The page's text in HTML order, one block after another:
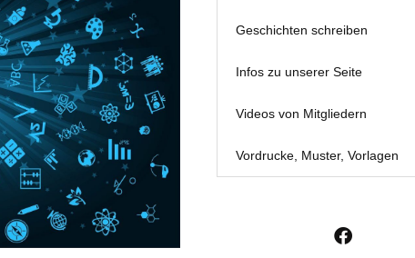
Geschichten schreiben
Infos zu unserer Seite
Videos von Mitgliedern
Vordrucke, Muster, Vorlagen
F
a